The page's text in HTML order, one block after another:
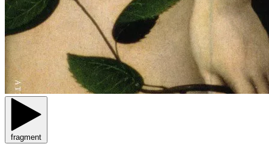
fragment